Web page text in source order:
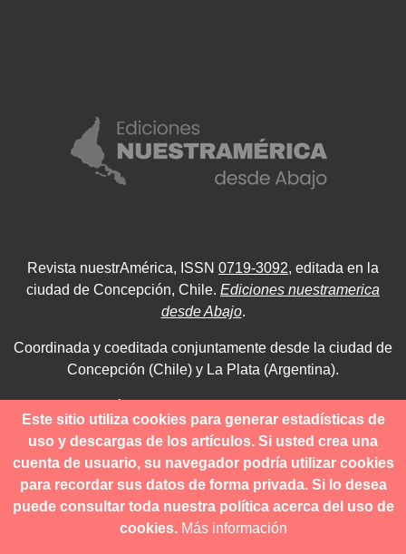
Revista nuestrAmérica, ISSN 0719-3092, editada en la
ciudad de Concepción, Chile. Ediciones nuestramerica
desde Abajo.
Coordinada y coeditada conjuntamente desde la ciudad de
Concepción (Chile) y La Plata (Argentina).
contacto@revistanuestramerica.cl
Toda comunicación respecto a los envíos se deben realizar
a través del OJS.
Este sitio utiliza cookies para generar estadísticas de
uso y descargas de los artículos. Si usted crea una
cuenta de usuario, su navegador podría utilizar cookies
para recordar sus datos de forma privada. Si lo desea
puede consultar toda nuestra política acerca del uso de
cookies. Más información